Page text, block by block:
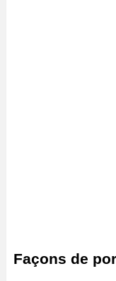
Façons de